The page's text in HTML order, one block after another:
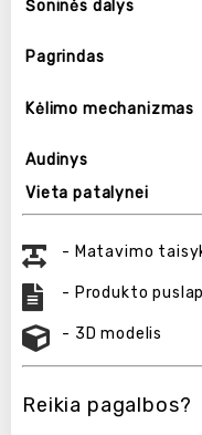
Šoninės dalys
Pagrindas
Kėlimo mechanizmas
Audinys
Vieta patalynei
- Matavimo
- Produkto
- 3D modelis
Reikia pagalbos?